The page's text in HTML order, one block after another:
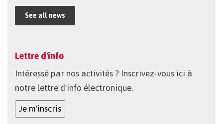
See all news
Lettre d'info
Intéressé par nos activités ? Inscrivez-vous ici à
notre lettre d'info électronique.
Je m'inscris